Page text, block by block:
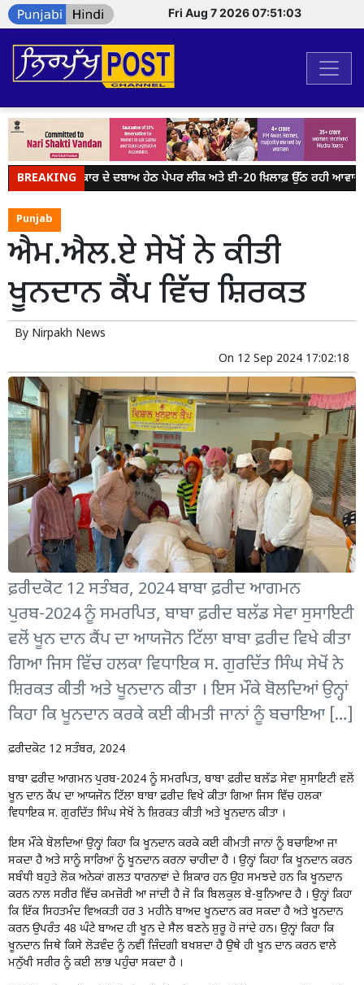
Fri Aug 7 2026 07:51:03
BREAKING
ਮੋਦੀ ਸਰਕਾਰ ਦੇ ਦਬਾਅ ਹੇਠ ਪੇਪਰ ਲੀਕ ਅਤੇ ਈ-20 ਖ਼ਿਲਾਫ਼ ਉੱਠ ਰਹੀ ਆਵਾਜ਼ ਨੂੰ
Punjab
ਐਮ.ਐਲ.ਏ ਸੇਖੋਂ ਨੇ ਕੀਤੀ
ਖੂਨਦਾਨ ਕੈਂਪ ਵਿੱਚ ਸ਼ਿਰਕਤ
By Nirpakh News
On 12 Sep 2024 17:02:18
ਫ਼ਰੀਦਕੋਟ 12 ਸਤੰਬਰ, 2024 ਬਾਬਾ ਫ਼ਰੀਦ ਆਗਮਨ
ਪੁਰਬ-2024 ਨੂੰ ਸਮਰਪਿਤ, ਬਾਬਾ ਫ਼ਰੀਦ ਬਲੱਡ ਸੇਵਾ ਸੁਸਾਇਟੀ
ਵਲੋਂ ਖੂਨ ਦਾਨ ਕੈਂਪ ਦਾ ਆਯਜੋਨ ਟਿੱਲਾ ਬਾਬਾ ਫ਼ਰੀਦ ਵਿਖੇ ਕੀਤਾ
ਗਿਆ ਜਿਸ ਵਿੱਚ ਹਲਕਾ ਵਿਧਾਇਕ ਸ. ਗੁਰਦਿੱਤ ਸਿੰਘ ਸੇਖੋਂ ਨੇ
ਸ਼ਿਰਕਤ ਕੀਤੀ ਅਤੇ ਖੂਨਦਾਨ ਕੀਤਾ । ਇਸ ਮੌਕੇ ਬੋਲਦਿਆਂ ਉਨ੍ਹਾਂ
ਕਿਹਾ ਕਿ ਖੂਨਦਾਨ ਕਰਕੇ ਕਈ ਕੀਮਤੀ ਜਾਨਾਂ ਨੂੰ ਬਚਾਇਆ […]
ਫ਼ਰੀਦਕੋਟ 12 ਸਤੰਬਰ, 2024
ਬਾਬਾ ਫ਼ਰੀਦ ਆਗਮਨ ਪੁਰਬ-2024 ਨੂੰ ਸਮਰਪਿਤ, ਬਾਬਾ ਫ਼ਰੀਦ ਬਲੱਡ ਸੇਵਾ ਸੁਸਾਇਟੀ ਵਲੋਂ
ਖੂਨ ਦਾਨ ਕੈਂਪ ਦਾ ਆਯਜੋਨ ਟਿੱਲਾ ਬਾਬਾ ਫ਼ਰੀਦ ਵਿਖੇ ਕੀਤਾ ਗਿਆ ਜਿਸ ਵਿੱਚ ਹਲਕਾ
ਵਿਧਾਇਕ ਸ. ਗੁਰਦਿੱਤ ਸਿੰਘ ਸੇਖੋਂ ਨੇ ਸ਼ਿਰਕਤ ਕੀਤੀ ਅਤੇ ਖੂਨਦਾਨ ਕੀਤਾ ।
ਇਸ ਮੌਕੇ ਬੋਲਦਿਆਂ ਉਨ੍ਹਾਂ ਕਿਹਾ ਕਿ ਖੂਨਦਾਨ ਕਰਕੇ ਕਈ ਕੀਮਤੀ ਜਾਨਾਂ ਨੂੰ ਬਚਾਇਆ ਜਾ
ਸਕਦਾ ਹੈ ਅਤੇ ਸਾਨੂੰ ਸਾਰਿਆਂ ਨੂੰ ਖੂਨਦਾਨ ਕਰਨਾ ਚਾਹੀਦਾ ਹੈ । ਉਨ੍ਹਾਂ ਕਿਹਾ ਕਿ ਖੂਨਦਾਨ ਕਰਨ
ਸਬੰਧੀ ਬਹੁਤੇ ਲੋਕ ਅਨੇਕਾਂ ਗਲਤ ਧਾਰਨਾਵਾਂ ਦੇ ਸ਼ਿਕਾਰ ਹਨ ਉਹ ਸਮਝਦੇ ਹਨ ਕਿ ਖੂਨਦਾਨ
ਕਰਨ ਨਾਲ ਸਰੀਰ ਵਿੱਚ ਕਮਜ਼ੋਰੀ ਆ ਜਾਂਦੀ ਹੈ ਜੋ ਕਿ ਬਿਲਕੁਲ ਬੇ-ਬੁਨਿਆਦ ਹੈ । ਉਨ੍ਹਾਂ ਕਿਹਾ
ਕਿ ਇੱਕ ਸਿਹਤਮੰਦ ਵਿਅਕਤੀ ਹਰ 3 ਮਹੀਨੇ ਬਾਅਦ ਖੂਨਦਾਨ ਕਰ ਸਕਦਾ ਹੈ ਅਤੇ ਖੂਨਦਾਨ
ਕਰਨ ਉਪਰੰਤ 48 ਘੰਟੇ ਬਾਅਦ ਹੀ ਖੂਨ ਦੇ ਸੈਲ ਬਣਨੇ ਸ਼ੁਰੂ ਹੋ ਜਾਂਦੇ ਹਨ। ਉਨ੍ਹਾਂ ਕਿਹਾ ਕਿ
ਖੂਨਦਾਨ ਜਿਥੇ ਕਿਸੇ ਲੋੜਵੰਦ ਨੂੰ ਨਵੀਂ ਜ਼ਿੰਦਗੀ ਬਖਸ਼ਦਾ ਹੈ ਉਥੇ ਹੀ ਖੂਨ ਦਾਨ ਕਰਨ ਵਾਲੇ
ਮਨੁੱਖੀ ਸਰੀਰ ਨੂੰ ਕਈ ਲਾਭ ਪਹੁੰਚਾ ਸਕਦਾ ਹੈ ।